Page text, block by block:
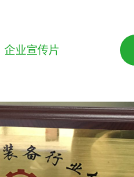
企业宣传片